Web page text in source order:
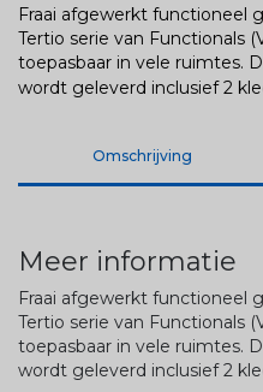
Fraai afgewerkt functioneel
Tertio serie van Functionals
toepasbaar in vele ruimtes.
wordt geleverd inclusief 2
Omschrijving
Meer informatie
Fraai afgewerkt functioneel
Tertio serie van Functionals
toepasbaar in vele ruimtes.
wordt geleverd inclusief 2